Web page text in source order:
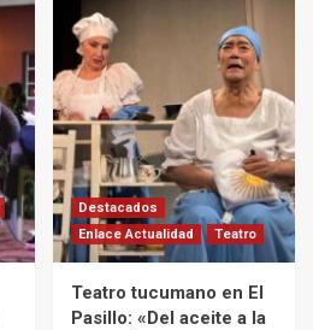
Destacados
Enlace Actualidad
Teatro
Teatro tucumano en El
Pasillo: «Del aceite a la